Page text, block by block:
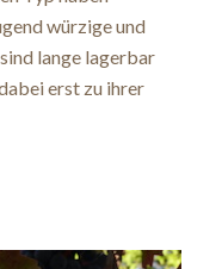
würzige und
lange lagerbar
erst zu ihrer